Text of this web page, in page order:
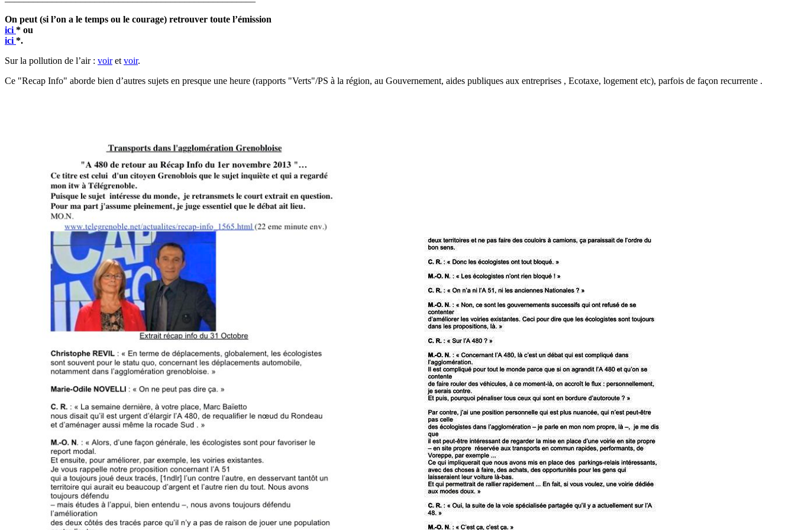
On peut (si l’on a le temps ou le courage) retrouver toute l’émission
ici * ou
ici *.
Sur la pollution de l’air : voiret voir.
Ce "Recap Info" aborde bien d’autres sujets en presque une heure (rapports "Verts"/PS à la région, au Gouvernement, aides publiques aux entreprises , Ecotaxe, logement etc), parfois de façon recurrente .